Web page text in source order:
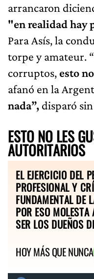
arrancaron
"en realidad hay
Para Asís, la
torpe y amateur.
corruptos, esto
afanó en la
nada”, disparó
ESTO NO LES
AUTORITARIOS
EL EJERCICIO DEL
PROFESIONAL Y
FUNDAMENTAL DE
POR ESO MOLESTA
SER LOS DUEÑOS
HOY MÁS QUE NUNCA